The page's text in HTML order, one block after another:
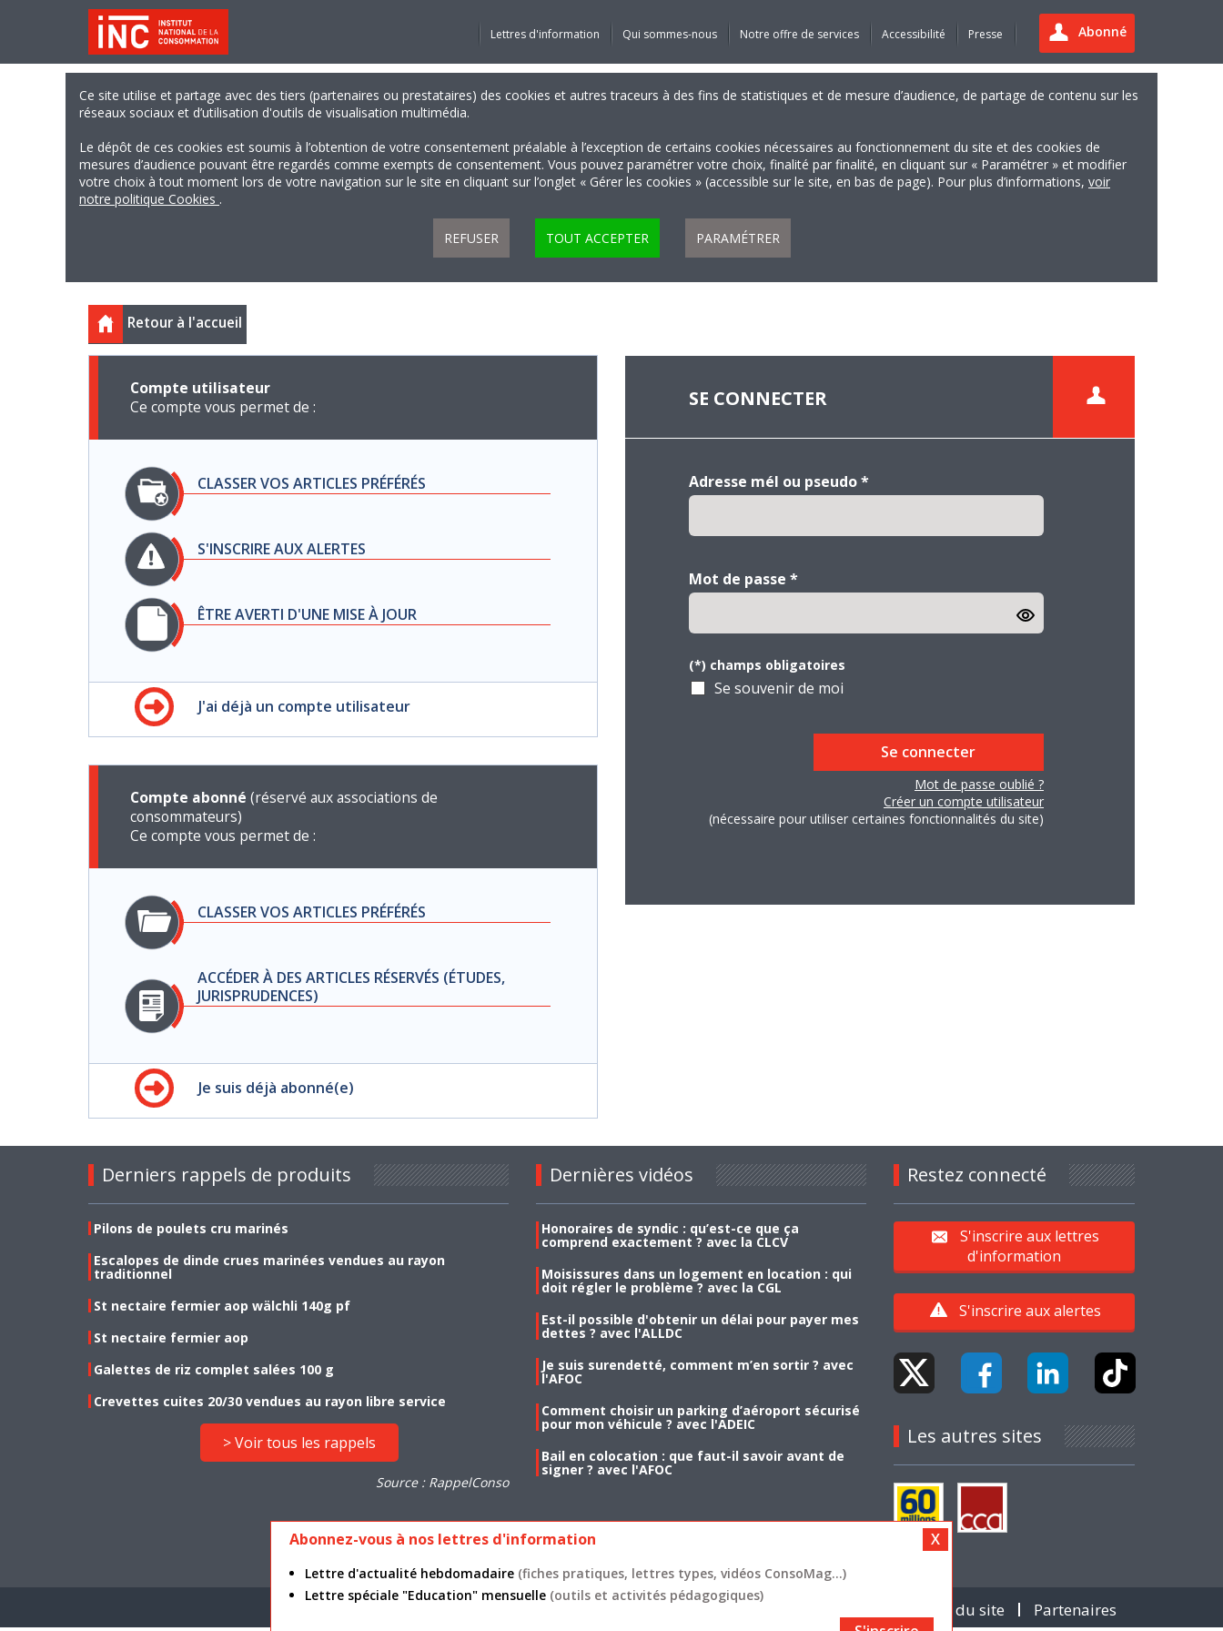
Abonné
Lettres d'information Qui sommes-nous Notre offre de services Accessibilité Presse
Ce site utilise et partage avec des tiers (partenaires ou prestataires) des cookies et autres traceurs à des fins de statistiques et de mesure d’audience, de partage de contenu sur les
réseaux sociaux et d’utilisation d'outils de visualisation multimédia.
Le dépôt de ces cookies est soumis à l’obtention de votre consentement préalable à l’exception de certains cookies nécessaires au fonctionnement du site et des cookies de
mesures d’audience pouvant être regardés comme exempts de consentement. Vous pouvez paramétrer votre choix, finalité par finalité, en cliquant sur « Paramétrer » et modifier
votre choix à tout moment lors de votre navigation sur le site en cliquant sur l’onglet « Gérer les cookies » (accessible sur le site, en bas de page). Pour plus d’informations, voir
notre politique Cookies .
REFUSER TOUT ACCEPTER PARAMÉTRER
Retour à l'accueil
Compte utilisateur
Ce compte vous permet de :
CLASSER VOS ARTICLES PRÉFÉRÉS
S'INSCRIRE AUX ALERTES
ÊTRE AVERTI D'UNE MISE À JOUR
J'ai déjà un compte utilisateur
Compte abonné (réservé aux associations de
consommateurs)
Ce compte vous permet de :
CLASSER VOS ARTICLES PRÉFÉRÉS
ACCÉDER À DES ARTICLES RÉSERVÉS (ÉTUDES,
JURISPRUDENCES)
Je suis déjà abonné(e)
SE CONNECTER
Adresse mél ou pseudo*
Mot de passe *
(*) champs obligatoires
Se souvenir de moi
Mot de passe oublié ?
Créer un compte utilisateur
(nécessaire pour utiliser certaines fonctionnalités du site)
Derniers rappels de produits
Pilons de poulets cru marinés
Escalopes de dinde crues marinées vendues au rayon
traditionnel
St nectaire fermier aop wälchli 140g pf
St nectaire fermier aop
Galettes de riz complet salées 100 g
Crevettes cuites 20/30 vendues au rayon libre service
> Voir tous les rappels
Source : RappelConso
Dernières vidéos
Honoraires de syndic : qu’est-ce que ça
comprend exactement ? avec la CLCV
Moisissures dans un logement en location : qui
doit régler le problème ? avec la CGL
Est-il possible d'obtenir un délai pour payer mes
dettes ? avec l'ALLDC
Je suis surendetté, comment m’en sortir ? avec
l'AFOC
Comment choisir un parking d’aéroport sécurisé
pour mon véhicule ? avec l'ADEIC
Bail en colocation : que faut-il savoir avant de
signer ? avec l'AFOC
Restez connecté
S'inscrire aux lettres
d'information
S'inscrire aux alertes
Les autres sites
Mentions légales Données personnelles Plan du site Partenaires
Abonnez-vous à nos lettres d'information
Lettre d'actualité hebdomadaire (fiches pratiques, lettres types, vidéos ConsoMag...)
Lettre spéciale "Education" mensuelle (outils et activités pédagogiques)